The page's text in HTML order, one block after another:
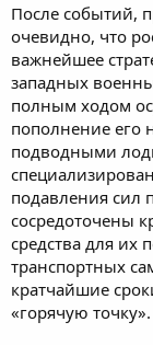
После событий,
очевидно, что
важнейшее
западных
полным ходом
пополнение
подводными
подавления сил
сосредоточены
средства для их
транспортных
кратчайшие
«горячую точку».